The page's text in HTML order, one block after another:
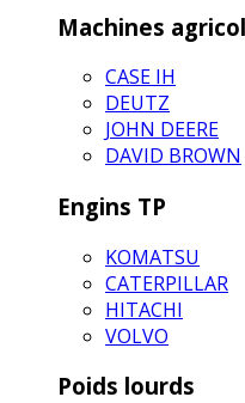
Machines
CASE IH
DEUTZ
JOHN DEERE
DAVID BROWN
Engins TP
KOMATSU
CATERPILLAR
HITACHI
VOLVO
Poids lourds